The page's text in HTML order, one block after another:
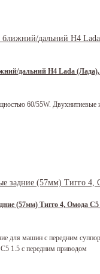
дальний H4 Lada
60/55W. Двухнитиевые
(57мм) Тигго 4, Омода
для машин с передним
1.5 с передним приводом